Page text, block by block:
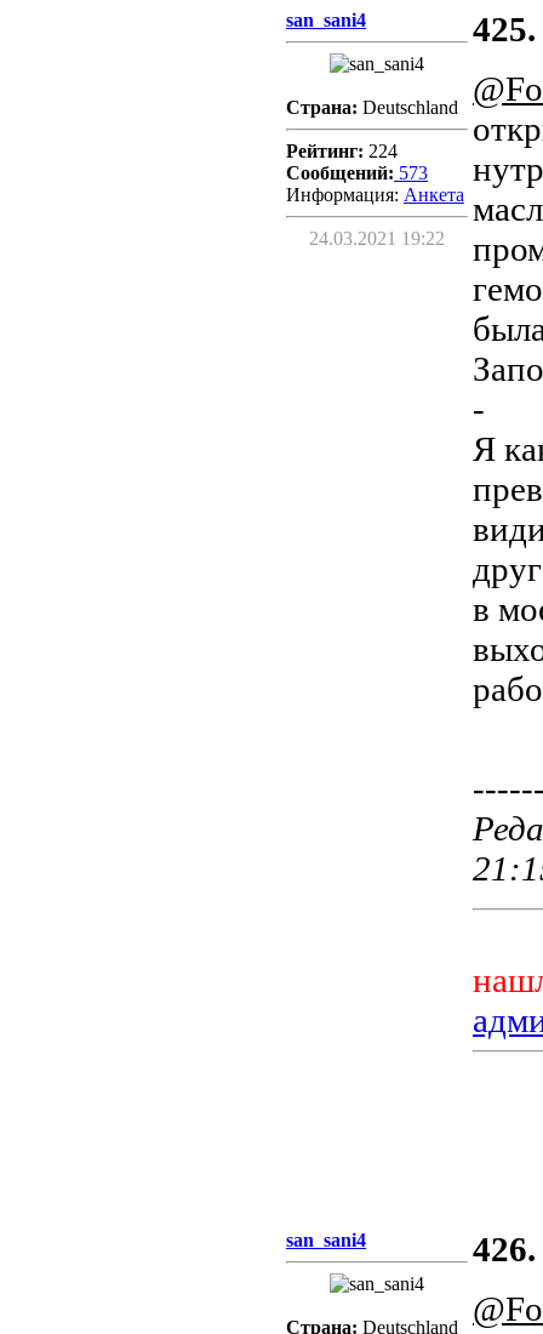
san_sani4
Страна: Deutschland
Рейтинг: 224
Сообщений: 573
Информация: Aнкета
24.03.2021 19:22
425.
-
Я
в
san_sani4
Страна: Deutschland
426.